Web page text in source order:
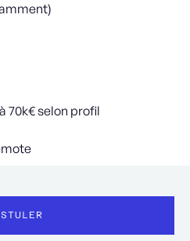
70k€ selon profil